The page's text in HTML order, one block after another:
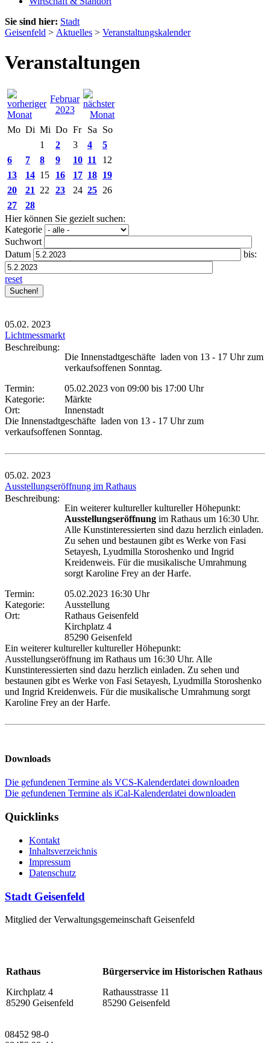
Sie sind hier: Stadt
Geisenfeld > Aktuelles > Veranstaltungskalender
Veranstaltungen
Februar
2023
Mo Di Mi Do Fr Sa
So
1
2 3 4
5
6
7 8 9 10 11
12
13
14 15 16 17 18 19
20
21 22 23 24 25 26
27
28
Hier können Sie gezielt suchen:
Kategorie
Suchwort
Datum
bis:
reset
05.02. 2023
Lichtmessmarkt
Beschreibung:
Die Innenstadtgeschäfte laden von 13 - 17 Uhr zum
verkaufsoffenen Sonntag.
Termin:
05.02.2023 von 09:00 bis 17:00 Uhr
Kategorie:
Märkte
Ort:
Innenstadt
Die Innenstadtgeschäfte laden von 13 - 17 Uhr zum
verkaufsoffenen Sonntag.
05.02. 2023
Ausstellungseröffnung im Rathaus
Beschreibung:
Ein weiterer kultureller kultureller Höhepunkt:
Ausstellungseröffnung im Rathaus um 16:30 Uhr.
Alle Kunstinteressierten sind dazu herzlich einladen.
Zu sehen und bestaunen gibt es Werke von Fasi
Setayesh, Lyudmilla Storoshenko und Ingrid
Kreidenweis. Für die musikalische Umrahmung
sorgt Karoline Frey an der Harfe.
Termin:
05.02.2023 16:30 Uhr
Kategorie:
Ausstellung
Ort:
Rathaus Geisenfeld
Kirchplatz 4
85290 Geisenfeld
Ein weiterer kultureller kultureller Höhepunkt:
Ausstellungseröffnung im Rathaus um 16:30 Uhr. Alle
Kunstinteressierten sind dazu herzlich einladen. Zu sehen und
bestaunen gibt es Werke von Fasi Setayesh, Lyudmilla Storoshenko
und Ingrid Kreidenweis. Für die musikalische Umrahmung sorgt
Karoline Frey an der Harfe.
Downloads
Die gefundenen Termine als VCS-Kalenderdatei downloaden
Die gefundenen Termine als iCal-Kalenderdatei downloaden
Quicklinks
Kontakt
Inhaltsverzeichnis
Impressum
Datenschutz
Stadt Geisenfeld
Mitglied der Verwaltungsgemeinschaft Geisenfeld
Rathaus
Kirchplatz 4
85290 Geisenfeld
Bürgerservice im Historischen Rathaus
Rathausstrasse 11
85290 Geisenfeld
08452 98-0